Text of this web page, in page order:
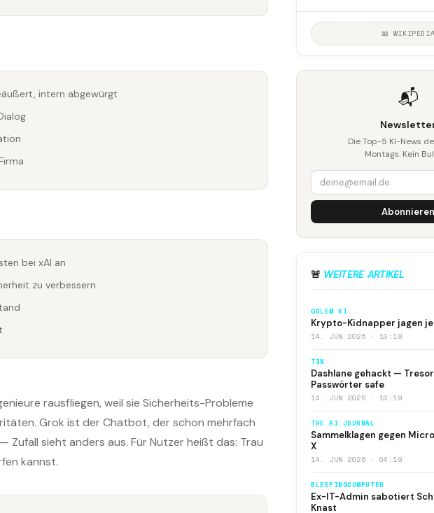
intern abgewürgt
bei xAI an
zu verbessern
rausfliegen, weil sie Sicherheits-Probleme
Grok ist der Chatbot, der schon mehrfach
sieht anders aus. Für Nutzer heißt das: Trau
kannst.
📖 WIKIPEDIA
📬
Die Top-5 KI-News
Montags. Kein
Abonnieren
🚨 WEITERE ARTIKEL
GOLEM KI
Krypto-Kidnapper jagen
14. JUN 2026 · 10:19
T3N
Dashlane gehackt —
Passwörter safe
14. JUN 2026 · 10:19
THE AI JOURNAL
Sammelklagen gegen
X
14. JUN 2026 · 04:19
BLEEPINGCOMPUTER
Ex-IT-Admin sabotiert
Knast